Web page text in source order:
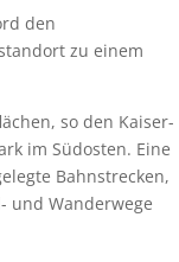
den
zu einem
so den Kaiser-
im Südosten. Eine
Bahnstrecken,
und Wanderwege